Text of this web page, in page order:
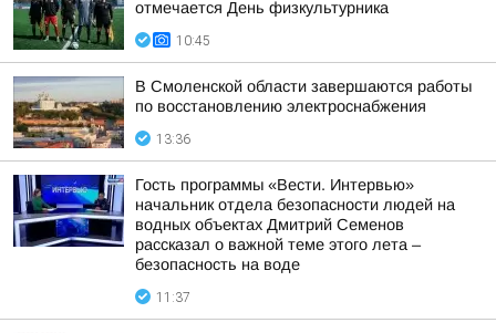
отмечается День физкультурника
10:45
В Смоленской области завершаются работы
по восстановлению электроснабжения
13:36
Гость программы «Вести. Интервью»
начальник отдела безопасности людей на
водных объектах Дмитрий Семенов
рассказал о важной теме этого лета –
безопасность на воде
11:37